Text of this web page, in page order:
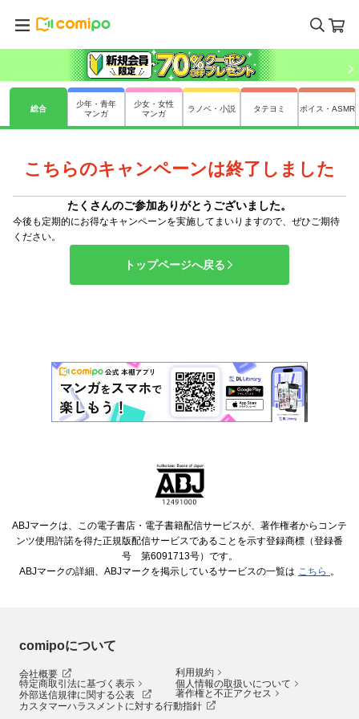
総合
少年・青年
マンガ
少女・女性
マンガ
ラノベ・小説 タテヨミ ボイス・ASMR
こちらのキャンペーンは終了しました
たくさんのご参加ありがとうございました。
今後も定期的にお得なキャンペーンを実施してまいりますので、ぜひご期待
ください。
トップページへ戻る
ABJマークは、この電子書店・電子書籍配信サービスが、著作権者からコンテ
ンツ使用許諾を得た正規版配信サービスであることを示す登録商標（登録番
号 第6091713号）です。
ABJマークの詳細、ABJマークを掲示しているサービスの一覧は こちら 。
comipoについて
会社概要
利用規約
特定商取引法に基づく表示
個人情報の取扱いについて
外部送信規律に関する公表
著作権と不正アクセス
カスタマーハラスメントに対する行動指針